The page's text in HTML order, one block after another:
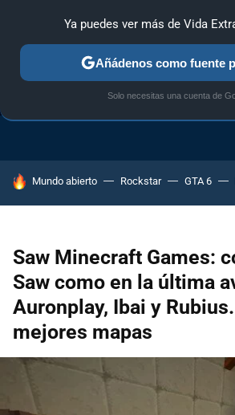
TRUCOS PC
HOY SE HABLA DE
Mundo abierto Rockstar GTA 6
Saw Minecraft Games:
Saw como en la última
Auronplay, Ibai y
mejores mapas
Ya puedes ver más de Vida
Añádenos como fuente
Solo necesitas una cuenta de